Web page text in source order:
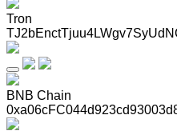
Tron
BNB Chain